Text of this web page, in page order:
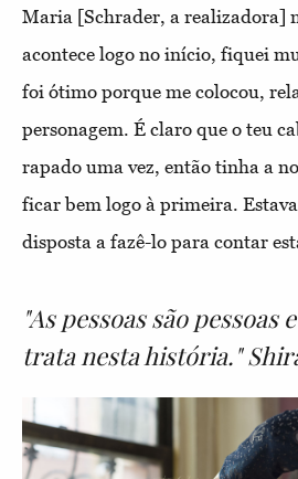
Maria [Schrader, a realizadora]
acontece logo no início, fiquei
foi ótimo porque me colocou,
personagem. É claro que o teu
rapado uma vez, então tinha a
ficar bem logo à primeira.
disposta a fazê-lo para contar
"As pessoas são pessoas
trata nesta história."